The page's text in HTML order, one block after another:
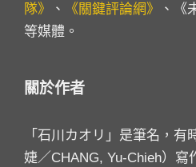
隊》
、 《關鍵評論網》
、《
等媒體。
關於作者
「石川カオリ」是筆名，
婕／CHANG, Yu-Chieh）寫